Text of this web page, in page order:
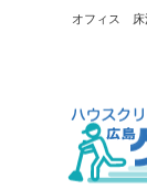
オフィス 床